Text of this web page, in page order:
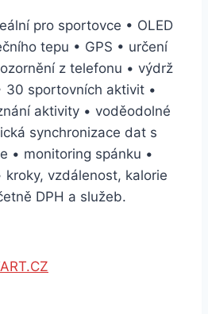
pro sportovce • OLED
tepu • GPS • určení
z telefonu • výdrž
30 sportovních aktivit •
aktivity • voděodolné
synchronizace dat s
• monitoring spánku •
vzdálenost, kalorie
DPH a služeb.